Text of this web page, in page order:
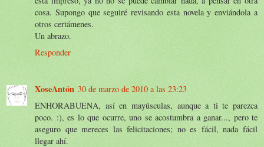
cosa. Supongo que seguiré revisando esta novela y enviándola a
otros certámenes.
Un abrazo.
Responder
XoseAntón 30 de marzo de 2010 a las 23:23
ENHORABUENA, así en mayúsculas, aunque a ti te parezca
poco. :), es lo que ocurre, uno se acostumbra a ganar..., pero te
aseguro que mereces las felicitaciones; no es fácil, nada fácil
llegar ahí.